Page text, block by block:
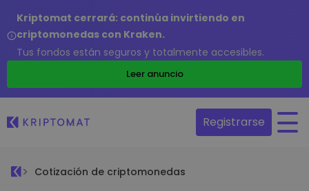
Kriptomat cerrará: continúa invirtiendo en
criptomonedas con Kraken.
Tus fondos están seguros y totalmente accesibles.
Leer anuncio
Registrarse
Cotización de criptomonedas